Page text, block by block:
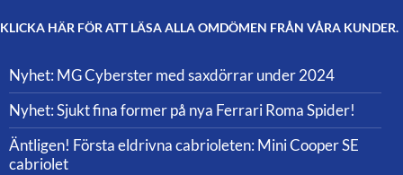
KLICKA HÄR FÖR ATT LÄSA ALLA OMDÖMEN FRÅN VÅRA KUNDER.
Nyhet: MG Cyberster med saxdörrar under 2024
Nyhet: Sjukt fina former på nya Ferrari Roma Spider!
Äntligen! Första eldrivna cabrioleten: Mini Cooper SE
cabriolet